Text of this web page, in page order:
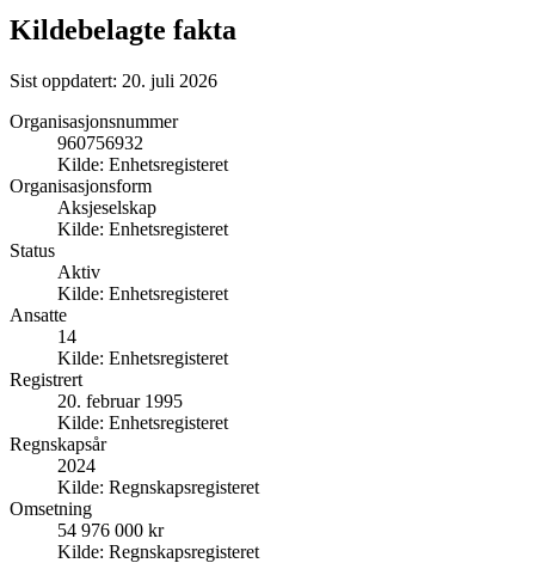
Kildebelagte fakta
Sist oppdatert: 20. juli 2026
Organisasjonsnummer
960756932
Kilde: Enhetsregisteret
Organisasjonsform
Aksjeselskap
Kilde: Enhetsregisteret
Status
Aktiv
Kilde: Enhetsregisteret
Ansatte
14
Kilde: Enhetsregisteret
Registrert
20. februar 1995
Kilde: Enhetsregisteret
Regnskapsår
2024
Kilde: Regnskapsregisteret
Omsetning
54 976 000 kr
Kilde: Regnskapsregisteret